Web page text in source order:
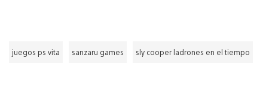
juegos ps vita sanzaru games sly cooper ladrones en el tiempo